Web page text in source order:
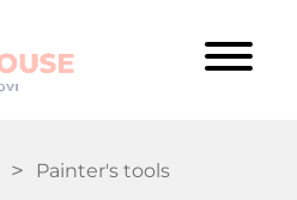
Painter's tools